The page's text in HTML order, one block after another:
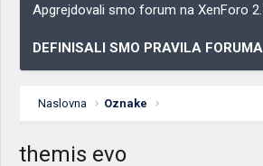
Apgrejdovali smo forum na XenForo
DEFINISALI SMO PRAVILA
Naslovna Oznake
themis evo